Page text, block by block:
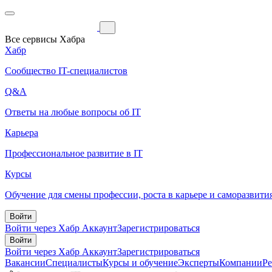
Все сервисы Хабра
Хабр
Сообщество IT-специалистов
Q&A
Ответы на любые вопросы об IT
Карьера
Профессиональное развитие в IT
Курсы
Обучение для смены профессии, роста в карьере и
Войти
Войти через Хабр АккаунтЗарегистрироваться
Войти
Войти через Хабр АккаунтЗарегистрироваться
ВакансииСпециалистыКурсы и обучениеЭкспертыКомпании